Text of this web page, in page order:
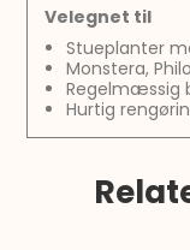
Velegnet til
Stueplanter
Monstera,
Regelmæssig
Hurtig